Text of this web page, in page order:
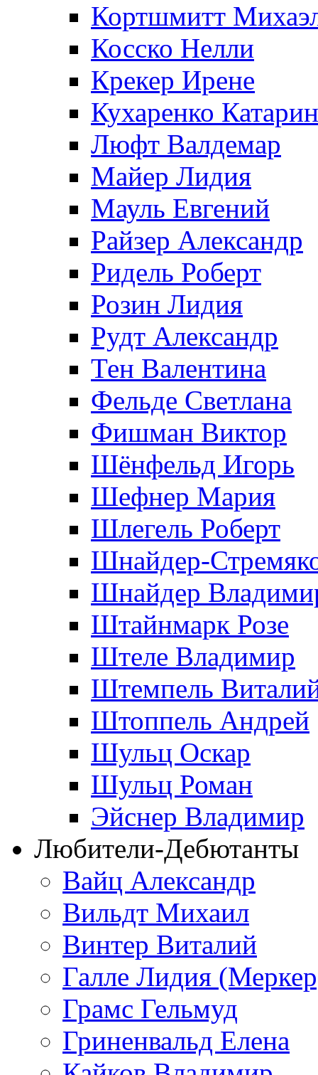
Кортшмитт
Косско Нелли
Крекер Ирене
Кухаренко
Люфт Валдемaр
Майер Лидия
Мауль Евгений
Райзер Александр
Ридель Роберт
Розин Лидия
Рудт Александр
Тен Валентина
Фельде Светлана
Фишман Виктор
Шёнфельд Игорь
Шефнер Мария
Шлегель Роберт
Шнайдер-
Шнайдер
Штайнмарк Розe
Штеле Владимир
Штемпель
Штоппель Андрей
Шульц Оскар
Шульц Роман
Эйснер Владимир
Любители-Дебютанты
Вайц Александр
Вильдт Михаил
Винтер Виталий
Галле Лидия
Грамс Гельмуд
Гриненвальд Елена